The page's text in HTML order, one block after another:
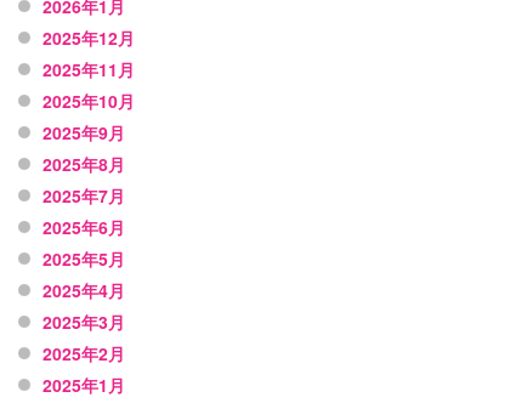
2026年1月
2025年12月
2025年11月
2025年10月
2025年9月
2025年8月
2025年7月
2025年6月
2025年5月
2025年4月
2025年3月
2025年2月
2025年1月